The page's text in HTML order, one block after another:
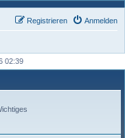
Anmelden
Registrieren
02:39